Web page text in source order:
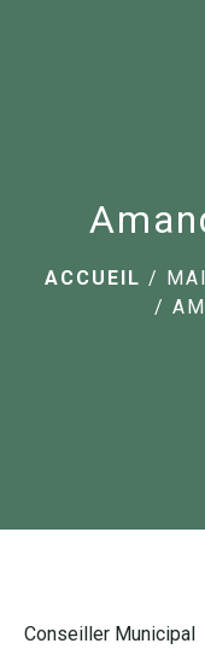
ACCUEIL /
/
Conseiller Municipal